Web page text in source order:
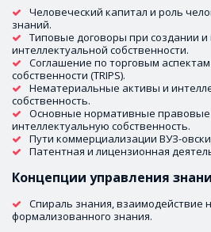
Человеческий капитал и роль
знаний.
Типовые договоры при создании
интеллектуальной собственности.
Соглашение по торговым
собственности (TRIPS).
Нематериальные активы и
собственность.
Основные нормативные
интеллектуальную собственность.
Пути коммерциализации ВУЗ-
Патентная и лицензионная
Концепции управления
Спираль знания, взаимодействие
формализованного знания.